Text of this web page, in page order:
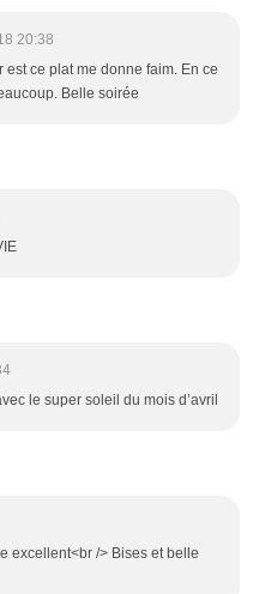
20:38
est ce plat me donne faim. En ce
Belle soirée
le super soleil du mois d’avril
excellent<br /> Bises et belle